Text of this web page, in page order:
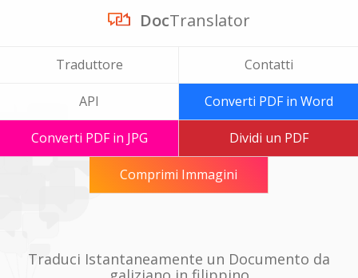
DocTranslator
Traduttore Contatti
API Converti PDF in Word
Converti PDF in JPG Dividi un PDF
Comprimi Immagini
Traduci Istantaneamente un Documento da